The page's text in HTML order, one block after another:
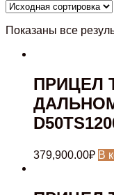
Показаны все
ПРИЦЕЛ
379,900.00₽ В